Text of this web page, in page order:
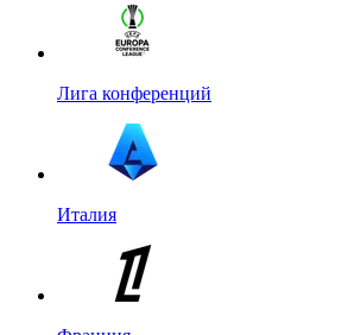
Лига конференций
Италия